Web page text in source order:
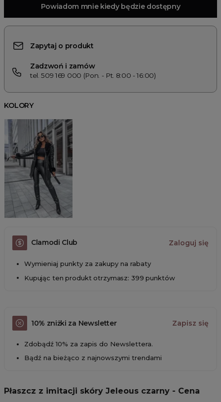
Powiadom mnie kiedy będzie dostępny
Zapytaj o produkt
Zadzwoń i zamów
tel. 509 169 000 (Pon. - Pt. 8:00 - 16:00)
KOLORY
Clamodi Club Zaloguj się
Wymieniaj punkty za zakupy na rabaty
Kupując ten produkt otrzymasz: 399 punktów
10% zniżki za Newsletter Zapisz się
Zdobądź 10% za zapis do Newslettera.
Bądź na bieżąco z najnowszymi trendami
Płaszcz z imitacji skóry Jeleous czarny - Cena